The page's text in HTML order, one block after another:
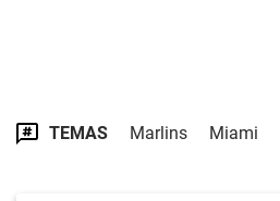
TEMAS Marlins Miami